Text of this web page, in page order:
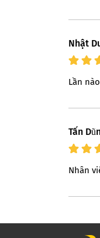
Nhật
Lần
Tấn
Nhân